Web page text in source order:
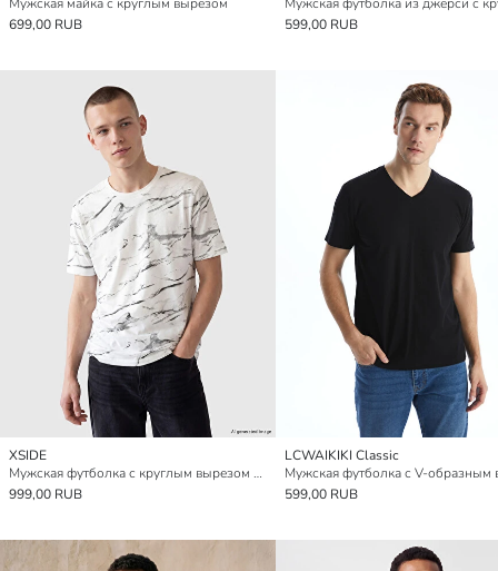
699,00 RUB
599,00 RUB
XSIDE
Мужская футболка с круглым вырезом и принтом
999,00 RUB
LCWAIKIKI Classic
599,00 RUB